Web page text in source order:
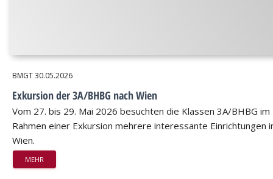
BMGT30.05.2026
Exkursion der 3A/BHBG nach Wien
Vom 27. bis 29. Mai 2026 besuchten die Klassen 3A/BHBG im
Rahmen einer Exkursion mehrere interessante Einrichtungen
Wien.
MEHR